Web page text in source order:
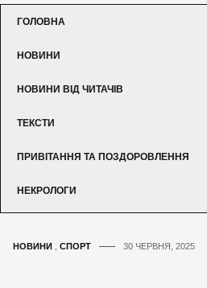
ГОЛОВНА
НОВИНИ
НОВИНИ ВІД ЧИТАЧІВ
ТЕКСТИ
ПРИВІТАННЯ ТА ПОЗДОРОВЛЕННЯ
НЕКРОЛОГИ
НОВИНИ СПОРТ 30 ЧЕРВНЯ, 2025